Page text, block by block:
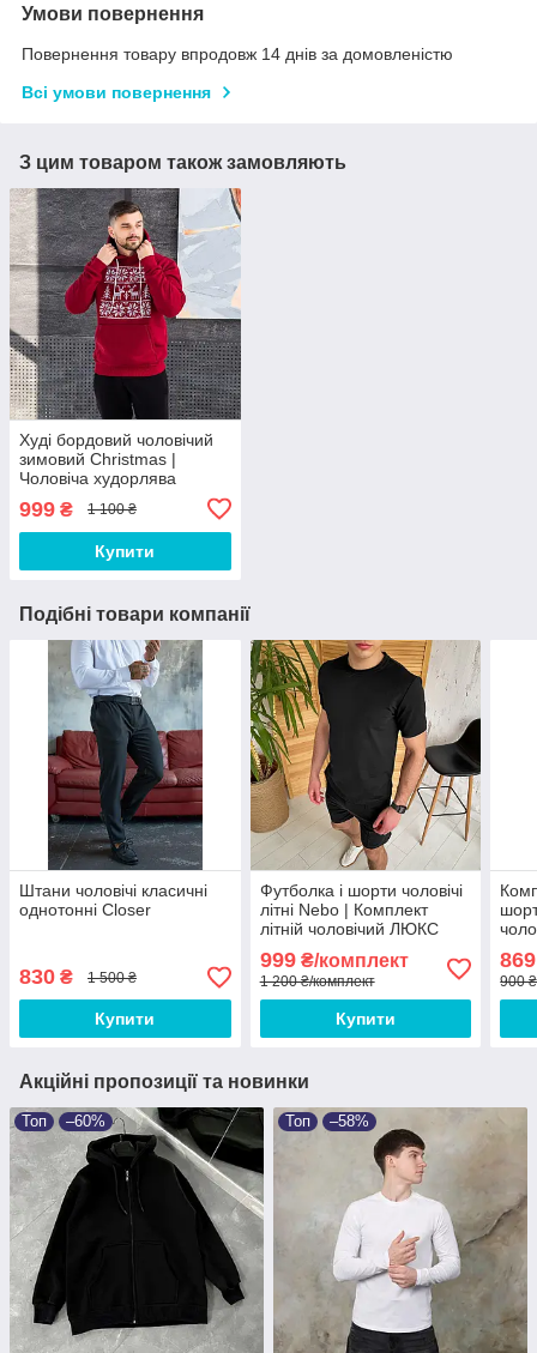
Умови повернення
Повернення товару впродовж 14 днів за домовленістю
Всі умови повернення
З цим товаром також замовляють
Худі бордовий чоловічий
зимовий Christmas |
Чоловіча худорлява
ЛЮКС якість
999 ₴ 1 100 ₴
Купити
Подібні товари компанії
Штани чоловічі класичні
однотонні Closer
830 ₴ 1 500 ₴
Купити
Футболка і шорти чоловічі
літні Nebo | Комплект
літній чоловічий ЛЮКС
якості
999₴/комплект
1 200 ₴/комплект
Купити
869
900
Акційні пропозиції та новинки
Топ –60% Топ –58%